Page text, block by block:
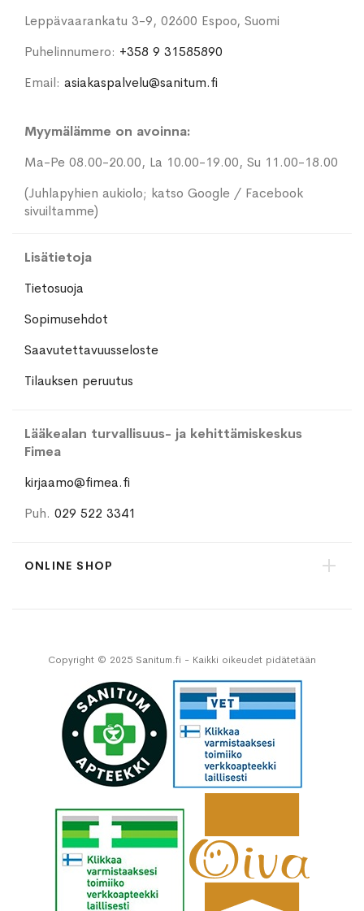
Leppävaarankatu 3-9, 02600 Espoo, Suomi
Puhelinnumero: +358 9 31585890
Email: asiakaspalvelu@sanitum.fi
Myymälämme on avoinna:
Ma-Pe 08.00-20.00, La 10.00-19.00, Su 11.00-18.00
(Juhlapyhien aukiolo; katso Google / Facebook
sivuiltamme)
Lisätietoja
Tietosuoja
Sopimusehdot
Saavutettavuusseloste
Tilauksen peruutus
Lääkealan turvallisuus- ja kehittämiskeskus
Fimea
kirjaamo@fimea.fi
Puh. 029 522 3341
ONLINE SHOP
Copyright © 2025 Sanitum.fi - Kaikki oikeudet pidätetään